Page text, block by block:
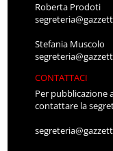
Roberta Prodoti
Stefania Muscolo
CONTATTACI
Per pubblicazione
contattare la